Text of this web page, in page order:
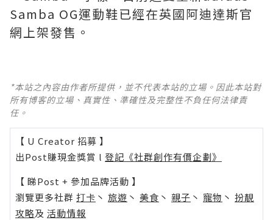
Samba OG運動鞋已經在英國阿迪達斯官
網上架發售。
*本站之內容由作者所提供，並不代表本站的立場。因此本站對
所有博客的立場、真實性、準確性及完整性不負任何法律責
任。
【 U Creator 招募 】
出Post賺現金獎賞 l 登記《社群創作有價企劃》
【 睇Post + 參加品牌活動 】
瀏覽更多社群 打卡 丶 旅遊 丶 美食 丶 親子 丶 寵物 丶 扮靚
攻略及 活動情報